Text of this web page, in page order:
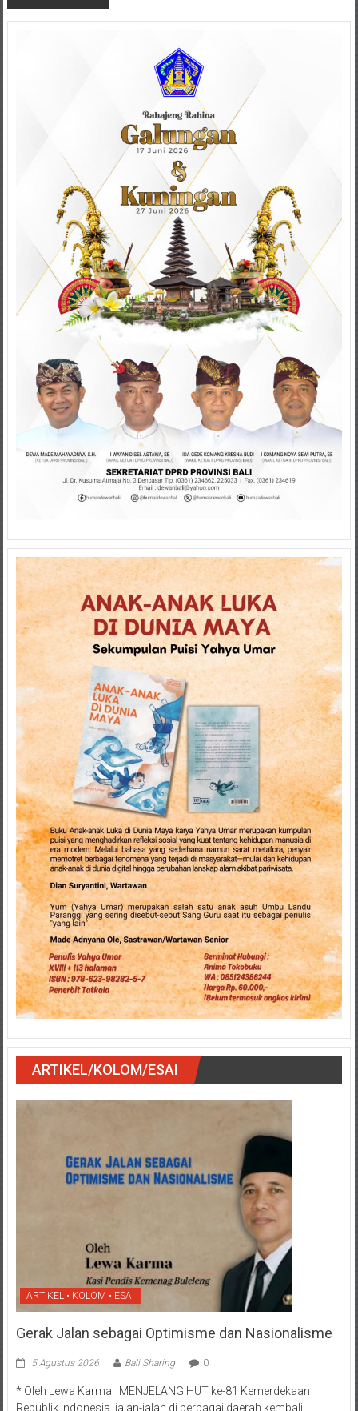
ARTIKEL/KOLOM/ESAI
ARTIKEL • KOLOM • ESAI
Gerak Jalan sebagai Optimisme dan Nasionalisme
5 Agustus 2026 Bali Sharing 0
* Oleh Lewa Karma MENJELANG HUT ke-81 Kemerdekaan
Republik Indonesia, jalan-jalan di berbagai daerah kembali